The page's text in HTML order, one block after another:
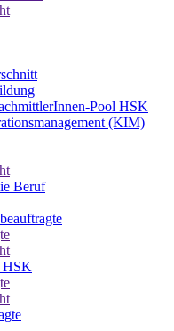
Pool HSK
(KIM)
Beruf
HSK